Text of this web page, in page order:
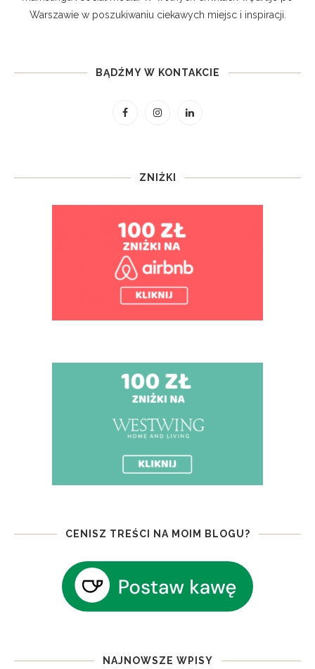
Warszawie w poszukiwaniu ciekawych miejsc i inspiracji.
BĄDŹMY W KONTAKCIE
ZNIŻKI
CENISZ TREŚCI NA MOIM BLOGU?
NAJNOWSZE WPISY